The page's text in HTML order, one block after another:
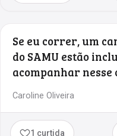
Se eu correr, um
do SAMU estão
acompanhar nesse
Caroline Oliveira
1 curtida